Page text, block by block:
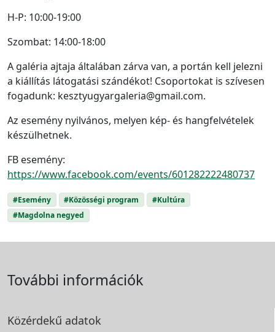
H-P: 10:00-19:00
Szombat: 14:00-18:00
A galéria ajtaja általában zárva van, a portán kell jelezni
a kiállítás látogatási szándékot! Csoportokat is szívesen
fogadunk: kesztyugyargaleria@gmail.com.
Az esemény nyilvános, melyen kép- és hangfelvételek
készülhetnek.
FB esemény:
https://www.facebook.com/events/601282222480737
#Esemény #Közösségi program
#Kultúra
#Magdolna negyed
További információk
Közérdekű adatok